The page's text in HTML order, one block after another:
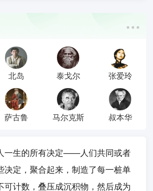
北岛 泰戈尔 张爱玲
萨古鲁 马尔克斯 叔本华
一生的所有决定——人们共同或者
决定，聚合起来，制造了每一桩单
可计数，叠压成沉积物，然后成为